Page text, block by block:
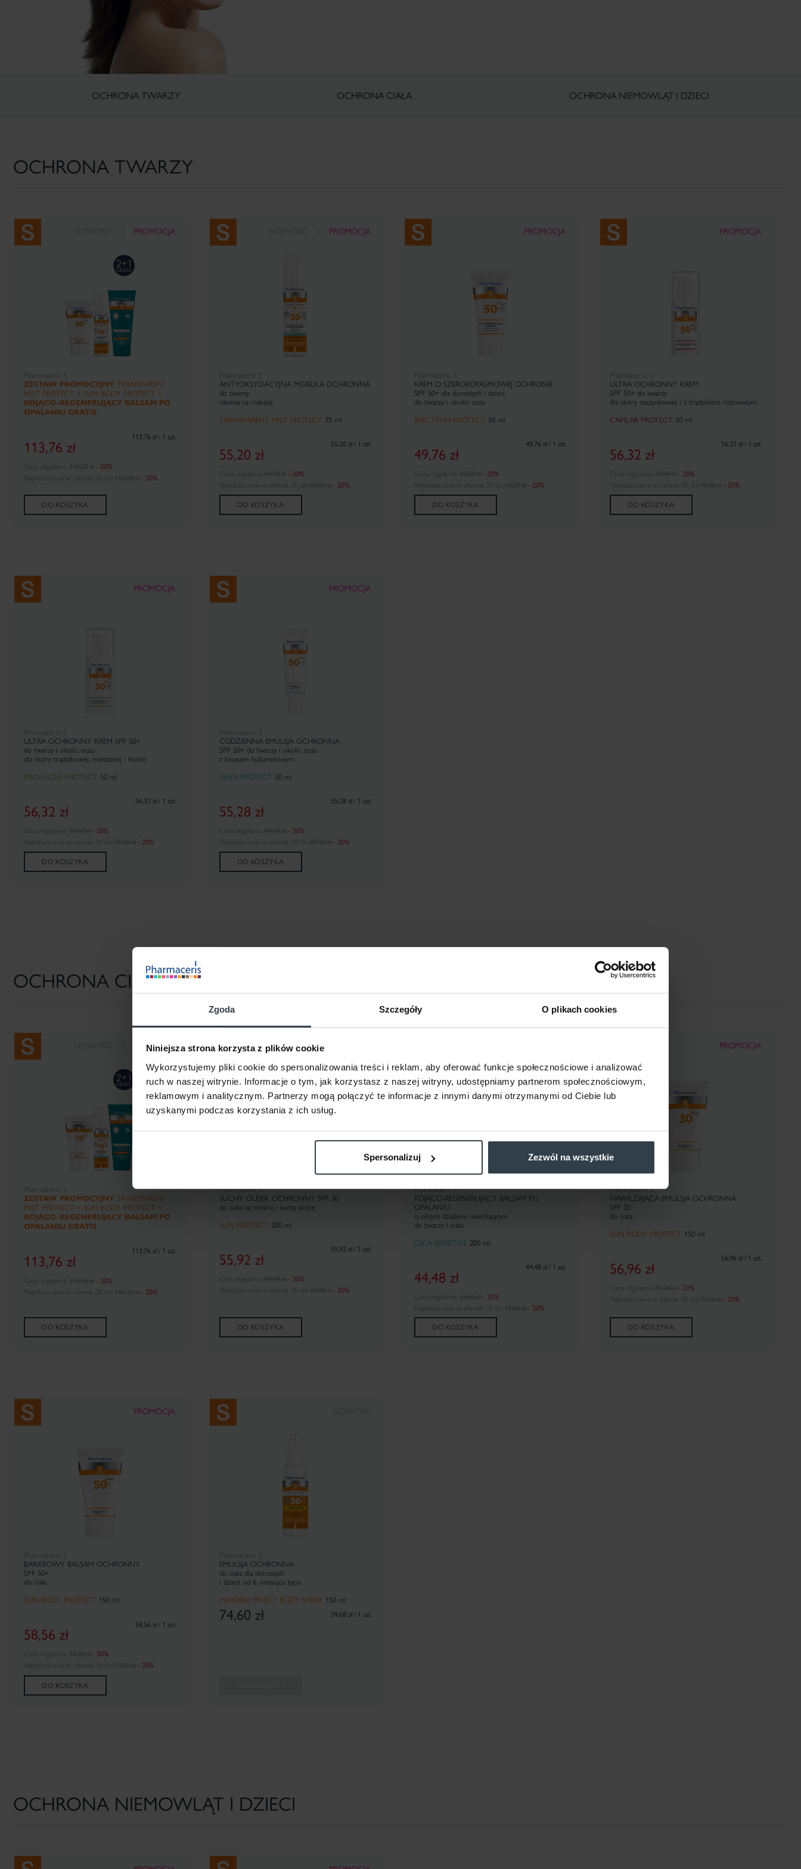
Zgoda Szczegóły O plikach cookies
Niniejsza strona korzysta z plików cookie
Wykorzystujemy pliki cookie do spersonalizowania treści i reklam, aby oferować funkcje społecznościowe i analizować
ruch w naszej witrynie. Informacje o tym, jak korzystasz z naszej witryny, udostępniamy partnerom społecznościowym,
reklamowym i analitycznym. Partnerzy mogą połączyć te informacje z innymi danymi otrzymanymi od Ciebie lub
uzyskanymi podczas korzystania z ich usług.
Spersonalizuj Zezwól na wszystkie
OCHRONA TWARZY OCHRONA CIAŁA OCHRONA NIEMOWLĄT I DZIECI
OCHRONA TWARZY
PROMOCJA
Pharmaceris S
ZESTAW PROMOCYJNY TRANSPARENT
MIST PROTECT + SUN BODY PROTECT +
KOJĄCO-REGENERUJĄCY BALSAM PO
OPALANIU GRATIS
113,76 zł
113,76 zł / 1 szt.
142,20 zł - 20%
142,20 zł - 20%
DO KOSZYKA
PROMOCJA
Pharmaceris S
ANTYOKSYDACYJNA MGIEŁKA OCHRONNA
do twarzy
idealna na makijaż
TRANSPARENT MIST PROTECT 75ml
55,20 zł
55,20 zł / 1 szt.
69,00 zł - 20%
69,00 zł - 20%
DO KOSZYKA
PROMOCJA
Pharmaceris S
KREM O SZEROKOPASMOWEJ OCHRONIE
SPF 50+ dla dorosłych i dzieci,
do twarzy i okolic oczu
SPECTRUM-PROTECT 50 ml
49,76 zł
49,76 zł / 1 szt.
62,20 zł - 20%
62,20 zł - 20%
DO KOSZYKA
PROMOCJA
Pharmaceris S
ULTRA OCHRONNY KREM
SPF 50+ do twarzy
dla skóry naczynkowej i z trądzikiem różowatym
CAPILAR PROTECT 50 ml
56,32 zł
56,32 zł / 1 szt.
70,40 zł - 20%
70,40 zł - 20%
DO KOSZYKA
PROMOCJA
Pharmaceris S
ULTRA OCHRONNY KREM SPF 50+
do twarzy i okolic oczu
dla skóry trądzikowej, mieszanej i tłustej
MEDI ACNE PROTECT 50 ml
56,32 zł
56,32 zł / 1 szt.
70,40 zł - 20%
70,40 zł - 20%
DO KOSZYKA
PROMOCJA
Pharmaceris S
CODZIENNA EMULSJA OCHRONNA
SPF 50+ do twarzy i okolic oczu
z kwasem hialuronowym
SENSI PROTECT 50 ml
55,28 zł
55,28 zł / 1 szt.
69,10 zł - 20%
69,10 zł - 20%
DO KOSZYKA
OCHRONA CIAŁA
PROMOCJA
Pharmaceris S
ZESTAW PROMOCYJNY TRANSPARENT
MIST PROTECT + SUN BODY PROTECT +
KOJĄCO-REGENERUJĄCY BALSAM PO
OPALANIU GRATIS
113,76 zł
113,76 zł / 1 szt.
142,20 zł - 20%
142,20 zł - 20%
DO KOSZYKA
NOWOŚĆ
Pharmaceris S
SUCHY OLEJEK OCHRONNY SPF 30
do ciała na mokrą i suchą skórę
SUN PROTECT 200 ml
55,92 zł
55,92 zł / 1 szt.
69,90 zł - 20%
69,90 zł - 20%
DO KOSZYKA
Pharmaceris S
KOJĄCO-REGENERUJĄCY BALSAM PO
OPALANIU
o silnym działaniu nawilżającym
do twarzy i ciała
CICA SENSITIVE 200 ml
44,48 zł
44,48 zł / 1 szt.
55,60 zł - 20%
55,60 zł - 20%
DO KOSZYKA
PROMOCJA
Pharmaceris S
NAWILŻAJĄCA EMULSJA OCHRONNA
SPF 30
do ciała
SUN BODY PROTECT 150 ml
56,96 zł
56,96 zł / 1 szt.
71,20 zł - 20%
71,20 zł - 20%
DO KOSZYKA
PROMOCJA
Pharmaceris S
BARIEROWY BALSAM OCHRONNY
SPF 50+
do ciała
SUN BODY PROTECT 150 ml
58,56 zł
58,56 zł / 1 szt.
73,20 zł - 20%
73,20 zł - 20%
DO KOSZYKA
Pharmaceris S
EMULSJA OCHRONNA
do ciała dla dorosłych
i dzieci od 6. miesiąca życia
INVISIBLE EFFECT BODY SPRAY 150 ml
74,60 zł 59,68 zł / 1 szt.
OCHRONA NIEMOWLĄT I DZIECI